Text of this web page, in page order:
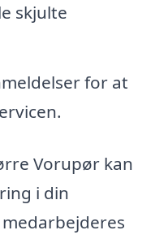
skjulte
for at
Vorupør kan
i din